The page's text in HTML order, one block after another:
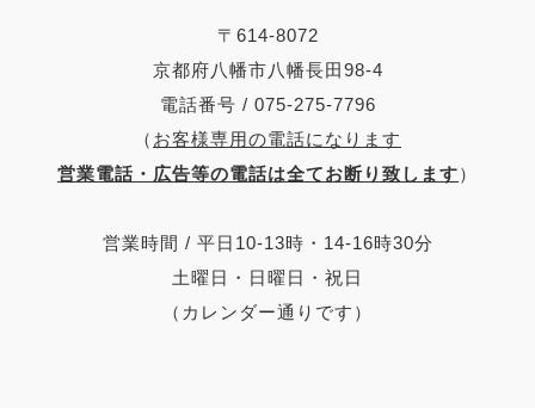
〒614-8072
京都府八幡市八幡長田98-4
電話番号 / 075-275-7796
（ お客様専用の電話になります
営業電話・広告等の電話は全てお断り致します）
営業時間 / 平日10-13時・14-16時30分
土曜日・日曜日・祝日
（カレンダー通りです）